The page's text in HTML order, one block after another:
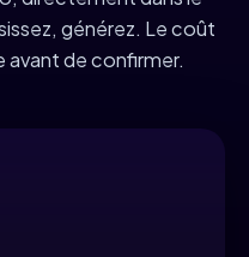
générez. Le coût
avant de confirmer.